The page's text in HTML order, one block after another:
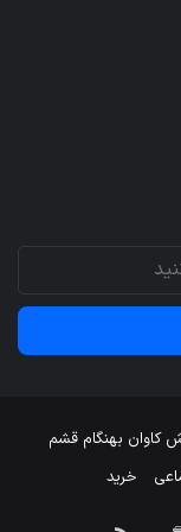
کاوان بهنگام قشم
خرید